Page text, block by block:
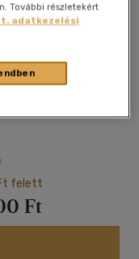
felett
Ft
További részletekért
adatkezelési